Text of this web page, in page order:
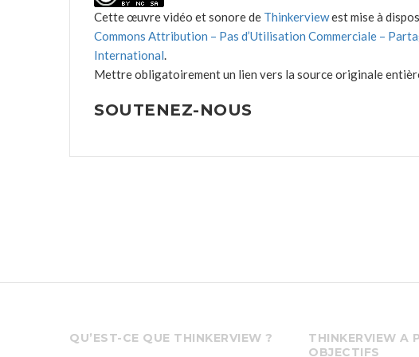
Cette œuvre vidéo et sonore de Thinkerviewest mise à
Commons Attribution – Pas d’Utilisation Commerciale –
International.
Mettre obligatoirement un lien vers la source originale
SOUTENEZ-NOUS
QU’EST-CE QUE THINKERVIEW ?
THINKERVIEW A
OBJECTIFS